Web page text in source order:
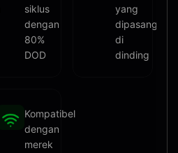
siklus
dengan
80%
DOD
yang
dipasang
di
dinding
Kompatibel
dengan
merek